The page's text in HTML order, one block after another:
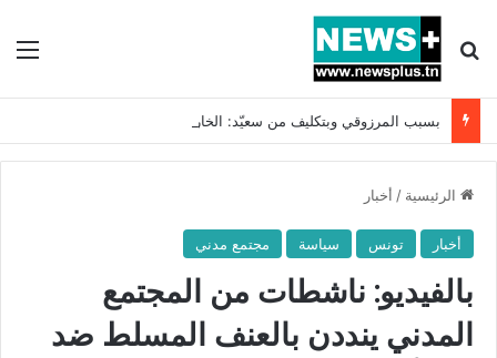
بحث عن
الرئيسية / أخبار
أخبار تونس سياسة مجتمع مدني
بالفيديو: ناشطات من المجتمع
المدني ينددن بالعنف المسلط ضد